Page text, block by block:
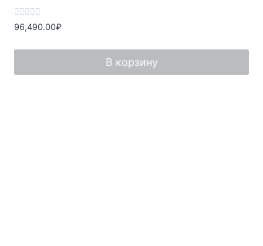
Оценка
0
5
96,490.00₽
В корзину